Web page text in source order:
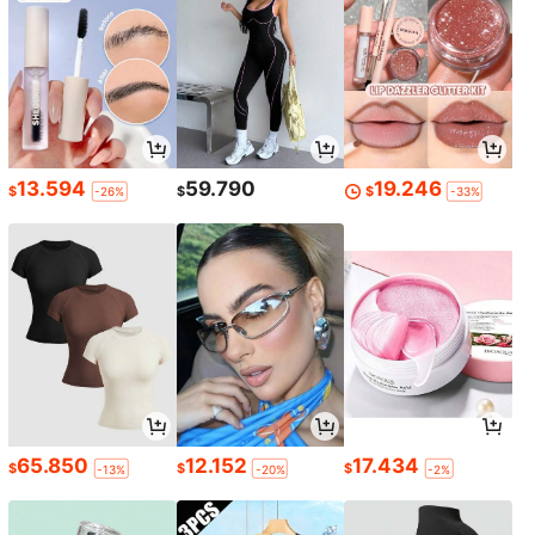
$13.594 -26% $59.790 $19.246 -33%
$65.850 -13% $12.152 -20% $17.434 -2%